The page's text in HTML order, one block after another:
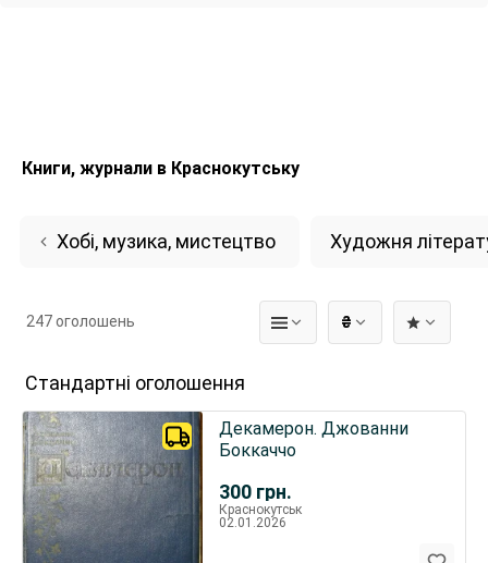
Книги, журнали в Краснокутську
Хобі, музика, мистецтво Художня
₴
247 оголошень
Стандартні оголошення
300 грн.
Декамерон. Джованни
Боккаччо
Краснокутськ
02.01.2026